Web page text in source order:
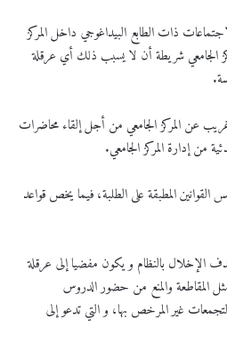
ذات الطابع البيداغوجي داخل المركز
الجامعي شريطة أن لا يسبب ذلك أي عرقلة
عن المركز الجامعي من أجل إلقاء محاضرات
من إدارة المركز الجامعي.
القوانين المطبقة على الطلبة، فيما يخص قواعد
الإخلال بالنظام و يكون مفضيا إلى عرقلة
المقاطعة والمنع من حضور الدروس
غير المرخص بها، و التي تدعو إلى